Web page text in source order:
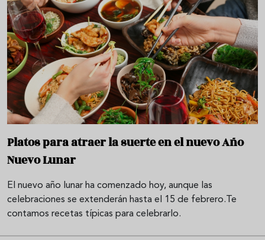
Platos para atraer la suerte en el nuevo Año
Nuevo Lunar
El nuevo año lunar ha comenzado hoy, aunque las
celebraciones se extenderán hasta el 15 de febrero.Te
contamos recetas típicas para celebrarlo.